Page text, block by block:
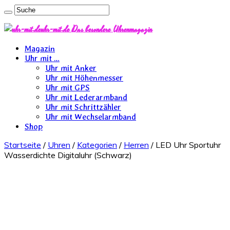
uhr-mit.de Das besondere Uhrenmagazin
Magazin
Uhr mit …
Uhr mit Anker
Uhr mit Höhenmesser
Uhr mit GPS
Uhr mit Lederarmband
Uhr mit Schrittzähler
Uhr mit Wechselarmband
Shop
Startseite / Uhren / Kategorien / Herren / LED Uhr Sportuhr
Wasserdichte Digitaluhr (Schwarz)